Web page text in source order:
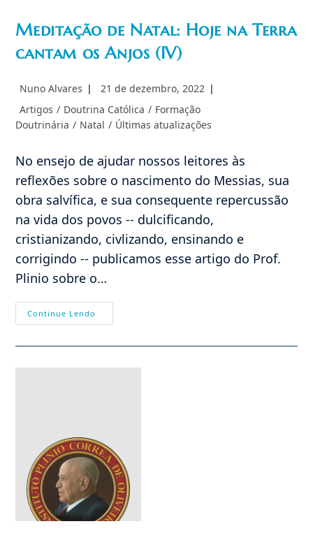
Imagem não
encontrada
Meditação de Natal: Hoje na Terra
cantam os Anjos (IV)
Autor
post:
Nuno Alvares
Post
21 de dezembro, 2022
Categoria
do
Artigos / Doutrina Católica / Formação
Doutrinária / Natal / Últimas atualizações
No ensejo de ajudar nossos leitores às
reflexões sobre o nascimento do Messias, sua
obra salvífica, e sua consequente repercussão
na vida dos povos -- dulcificando,
cristianizando, civlizando, ensinando e
corrigindo -- publicamos esse artigo do Prof.
Plinio sobre o…
Continue Lendo
De
Hoje
Cantam